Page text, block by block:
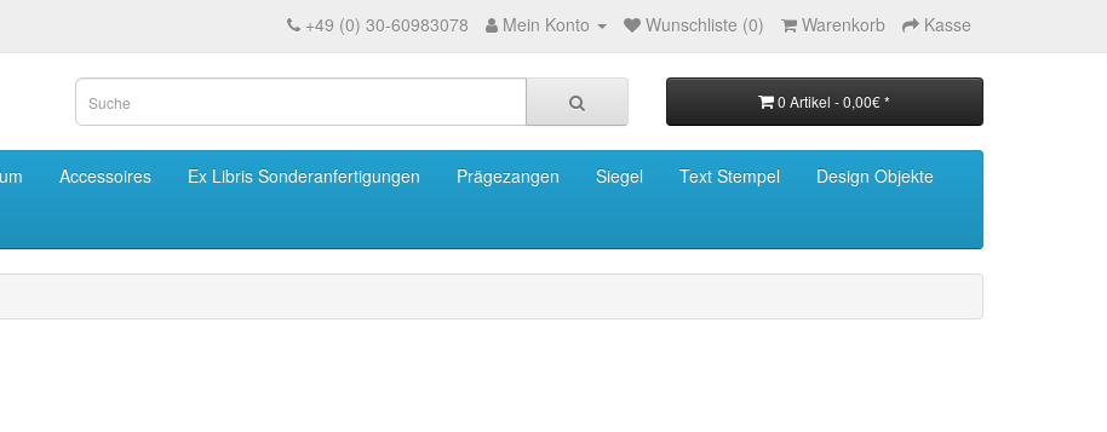
+49 (0) 30-60983078 Mein Konto Wunschliste (0) Warenkorb Kasse
0 Artikel - 0,00€ *
Accessoires Ex Libris Sonderanfertigungen Prägezangen Siegel Text Stempel
Design Objekte